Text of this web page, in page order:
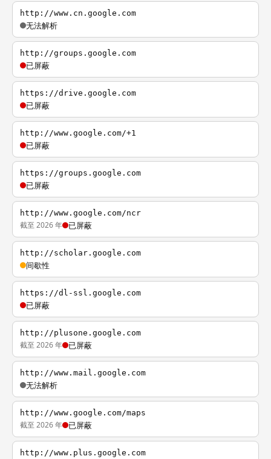
http://www.cn.google.com
无法解析
http://groups.google.com
已屏蔽
https://drive.google.com
已屏蔽
http://www.google.com/+1
已屏蔽
https://groups.google.com
已屏蔽
http://www.google.com/ncr
截至 2026 年 已屏蔽
http://scholar.google.com
间歇性
https://dl-ssl.google.com
已屏蔽
http://plusone.google.com
截至 2026 年 已屏蔽
http://www.mail.google.com
无法解析
http://www.google.com/maps
截至 2026 年 已屏蔽
http://www.plus.google.com